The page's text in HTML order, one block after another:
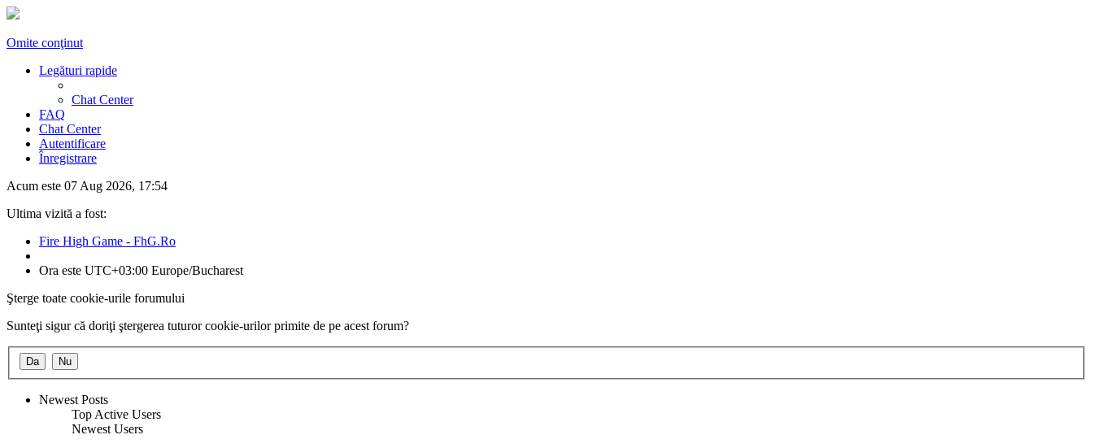
Omite conţinut
Legături rapide
Chat Center
FAQ
Chat Center
Autentificare
Înregistrare
Acum este 07 Aug 2026, 17:54
Ultima vizită a fost:
Fire High Game - FhG.Ro
Ora este UTC+03:00 Europe/Bucharest
Şterge toate cookie-urile forumului
Sunteţi sigur că doriţi ştergerea tuturor cookie-urilor primite de pe acest forum?
Newest Posts
Top Active Users
Newest Users